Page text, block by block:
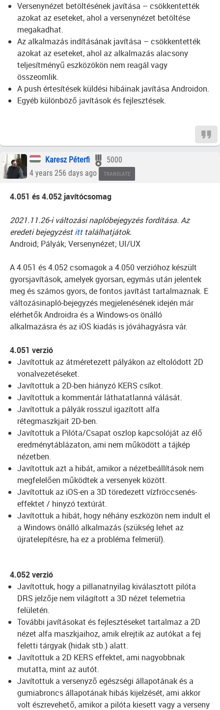
Versenynézet betöltésének javítása – csökkentették
azokat az eseteket, ahol a versenynézet betöltése
megakadhat.
Az alkalmazás indításának javítása – csökkentették
azokat az eseteket, ahol az alkalmazás alacsony
teljesítményű eszközökön nem reagál vagy
összeomlik.
A push értesítések küldési hibáinak javítása Androidon.
Egyéb különböző javítások és fejlesztések.
Karesz Péterfi
5000
4 years 256 days ago
TRANSLATE
4.051 és 4.052 javítócsomag
2021.11.26-i változási naplóbejegyzés fordítása. Az
eredeti bejegyzéstitttalálhatjátok.
Android; Pályák; Versenynézet; UI/UX
A 4.051 és 4.052 csomagok a 4.050 verzióhoz készült
gyorsjavítások, amelyek gyorsan, egymás után jelentek
meg és számos gyors, de fontos javítást tartalmaznak. E
változásinapló-bejegyzés megjelenésének idején már
elérhetők Androidra és a Windows-os önálló
alkalmazásra és az iOS kiadás is jóváhagyásra vár.
4.051 verzió
Javítottuk az átméretezett pályákon az eltolódott 2D
vonalvezetéseket.
Javítottuk a 2D-ben hiányzó KERS csíkot.
Javítottuk a kommentár láthatatlanná válását.
Javítottuk a pályák rosszul igazított alfa
rétegmaszkjait 2D-ben.
Javítottuk a Pilóta/Csapat oszlop kapcsolóját az élő
eredménytáblázaton, ami nem működött a tájkép
nézetben.
Javítottuk azt a hibát, amikor a nézetbeállítások nem
megfelelően működtek a versenyek között.
Javítottuk az iOS-en a 3D töredezett vízfröccsenés-
effektet / hinyzó textúrát.
Javítottuk a hibát, hogy néhány eszközön nem indult el
a Windows önálló alkalmazás (szükség lehet az
újratelepítésre, ha ez a probléma felmerül).
4.052 verzió
Javítottuk, hogy a pillanatnyilag kiválasztott pilóta
DRS jelzője nem világított a 3D nézet telemetria
felületén.
További javításokat és fejlesztéseket tartalmaz a 2D
nézet alfa maszkjaihoz, amik elrejtik az autókat a fej
feletti tárgyak (hidak stb.) alatt.
Javítottuk a 2D KERS effektet, ami nagyobbnak
mutatta, mint az autót.
Javítottuk a versenyző egészségi állapotának és a
gumiabroncs állapotának hibás kijelzését, ami akkor
volt észrevehető, amikor a pilóta kiesett vagy a verseny